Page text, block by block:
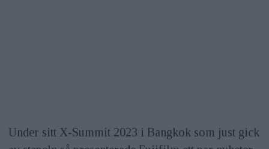
Under sitt X-Summit 2023 i Bangkok som just gick